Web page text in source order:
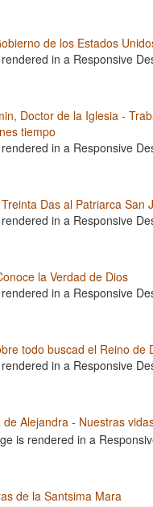
de los Estados
Doctor de la Iglesia -
tiempo
Das al Patriarca San
la Verdad de Dios
todo buscad el Reino de
Alejandra - Nuestras
de la Santsima Mara